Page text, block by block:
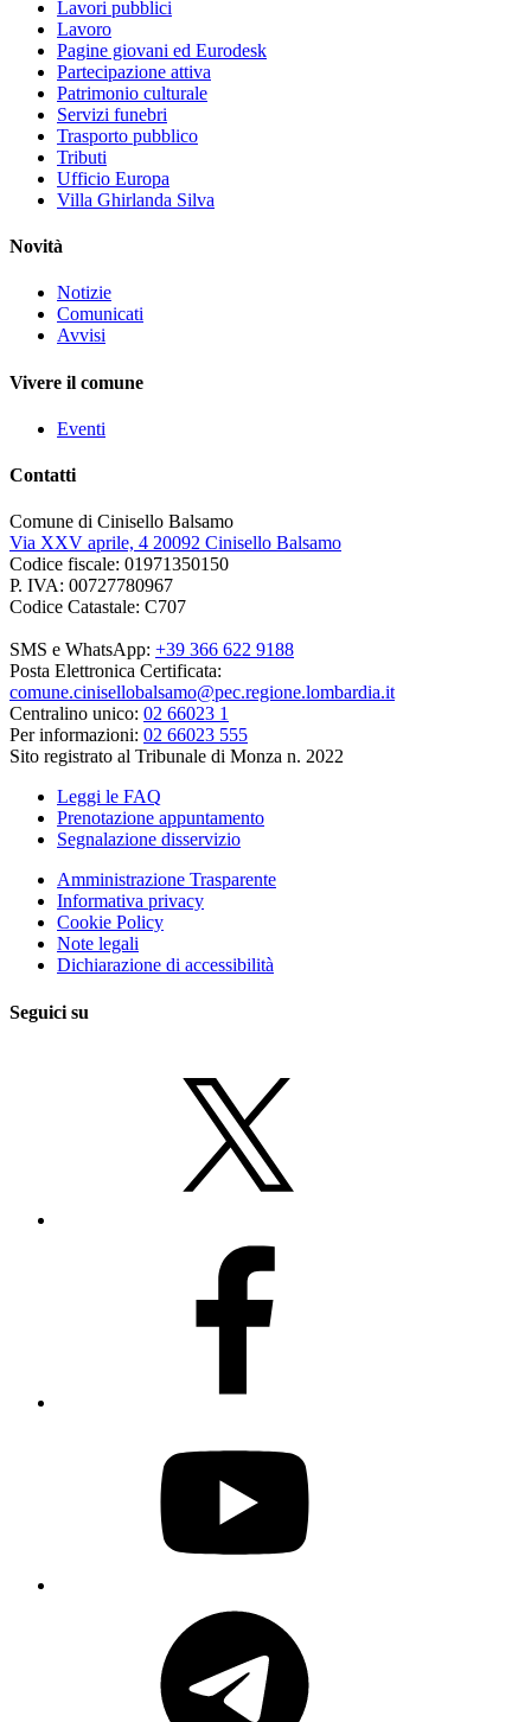
Lavori pubblici
Lavoro
Pagine giovani ed Eurodesk
Partecipazione attiva
Patrimonio culturale
Servizi funebri
Trasporto pubblico
Tributi
Ufficio Europa
Villa Ghirlanda Silva
Novità
Notizie
Comunicati
Avvisi
Vivere il comune
Eventi
Contatti
Comune di Cinisello Balsamo
Via XXV aprile, 4 20092 Cinisello Balsamo
Codice fiscale: 01971350150
P. IVA: 00727780967
Codice Catastale: C707
SMS e WhatsApp: +39 366 622 9188
Posta Elettronica Certificata:
comune.cinisellobalsamo@pec.regione.lombardia.it
Centralino unico: 02 66023 1
Per informazioni: 02 66023 555
Sito registrato al Tribunale di Monza n. 2022
Leggi le FAQ
Prenotazione appuntamento
Segnalazione disservizio
Amministrazione Trasparente
Informativa privacy
Cookie Policy
Note legali
Dichiarazione di accessibilità
Seguici su